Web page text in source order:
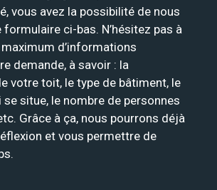
vous avez la possibilité de nous
ci-bas. N’hésitez pas à
d’informations
demande, à savoir : la
votre toit, le type de bâtiment, le
se situe, le nombre de personnes
Grâce à ça, nous pourrons déjà
et vous permettre de